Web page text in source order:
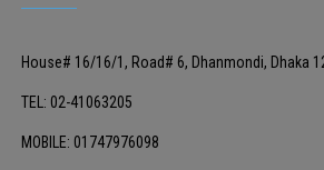
House# 16/16/1, Road# 6, Dhanmondi, Dhaka
TEL: 02-41063205
MOBILE: 01747976098